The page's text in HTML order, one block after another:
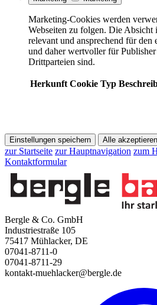
Marketing-Cookies werden
Webseiten zu folgen. Die Absicht
relevant und ansprechend für den
und daher wertvoller für
Drittparteien sind.
Herkunft Cookie Typ
Einstellungen speichern Alle akzeptieren
zur Startseite zur Hauptnavigation zum
Kontaktformular
Bergle & Co. GmbH
Industriestraße 105
75417 Mühlacker, DE
07041-8711-0
07041-8711-29
kontakt-muehlacker@bergle.de